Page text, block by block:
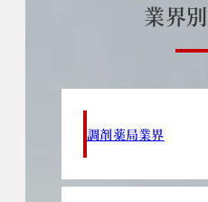
業界別
調剤薬局業界